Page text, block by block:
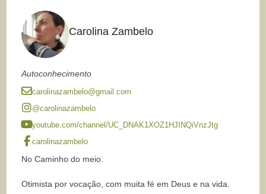
Carolina Zambelo
Autoconhecimento
carolinazambelo@gmail.com
@carolinazambelo
youtube.com/channel/UC_DNAK1XOZ1HJINQiVnzJtg
carolinazambelo
No Caminho do meio.
Otimista por vocação, com muita fé em Deus e na vida.